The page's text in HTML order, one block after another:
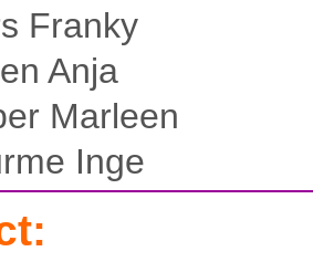
Franky
Anja
Marleen
Inge